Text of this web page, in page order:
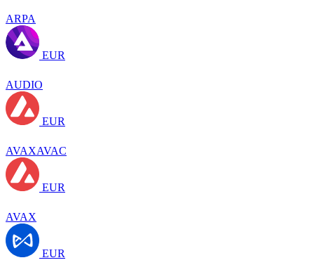
ARPA
EUR
AUDIO
EUR
AVAXAVAC
EUR
AVAX
EUR